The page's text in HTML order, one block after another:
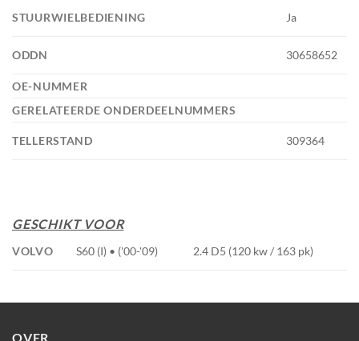
STUURWIELBEDIENING Ja
ODDN 30658652
OE-NUMMER
GERELATEERDE ONDERDEELNUMMERS
TELLERSTAND 309364
GESCHIKT VOOR
VOLVO S60 (I) • ('00-'09) 2.4 D5 (120 kw / 163 pk)
OVER